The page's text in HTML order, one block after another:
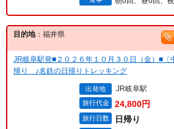
目的地：福井県
JR岐阜駅発■２０２６年１０月３０日（金）■
帰り ♪名鉄の日帰りトレッキング
出発地 JR岐阜駅
旅行代金 24,800円
旅行日数 日帰り